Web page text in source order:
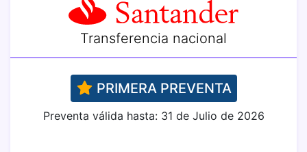
Transferencia nacional
PRIMERA PREVENTA
Preventa válida hasta: 31 de Julio de 2026